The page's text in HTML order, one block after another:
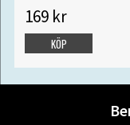
169 kr
KÖP